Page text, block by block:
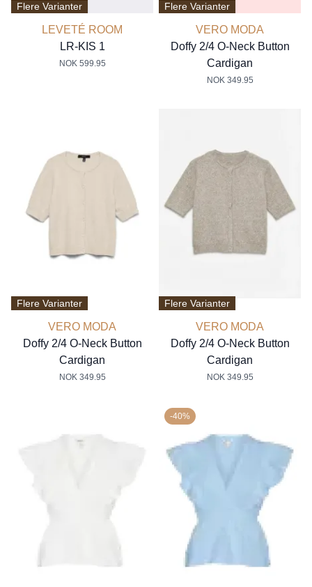
Flere Varianter
LEVETÉ ROOM
LR-KIS 1
NOK 599.95
Flere Varianter
VERO MODA
Doffy 2/4 O-Neck Button
Cardigan
NOK 349.95
Flere Varianter
VERO MODA
Doffy 2/4 O-Neck Button
Cardigan
NOK 349.95
Flere Varianter
VERO MODA
Doffy 2/4 O-Neck Button
Cardigan
NOK 349.95
-40%